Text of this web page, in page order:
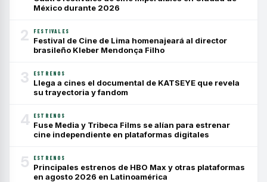
México durante 2026
2 FESTIVALES
Festival de Cine de Lima homenajeará al director
brasileño Kleber Mendonça Filho
3 ESTRENOS
Llega a cines el documental de KATSEYE que revela
su trayectoria y fandom
4 ESTRENOS
Fuse Media y Tribeca Films se alían para estrenar
cine independiente en plataformas digitales
5 ESTRENOS
Principales estrenos de HBO Max y otras plataformas
en agosto 2026 en Latinoamérica